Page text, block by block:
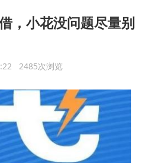
，小花没问题尽量别
2485次浏览